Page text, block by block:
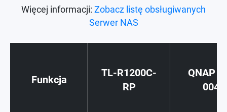
Więcej informacji: Zobacz listę obsługiwanych
Serwer NAS
Funkcja
TL-R1200C-
RP
QNAP
004